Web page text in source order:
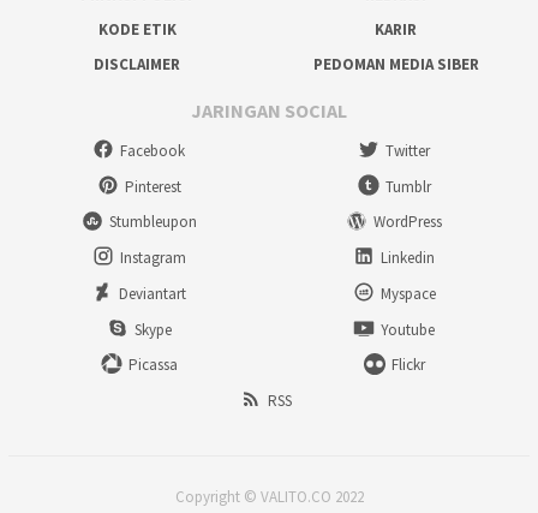
KODE ETIK
KARIR
DISCLAIMER
PEDOMAN MEDIA SIBER
JARINGAN SOCIAL
Facebook
Twitter
Pinterest
Tumblr
Stumbleupon
WordPress
Instagram
Linkedin
Deviantart
Myspace
Skype
Youtube
Picassa
Flickr
RSS
Copyright © VALITO.CO 2022